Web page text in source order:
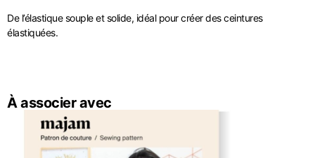
De l’élastique souple et solide, idéal pour créer des ceintures
élastiquées.
À associer avec